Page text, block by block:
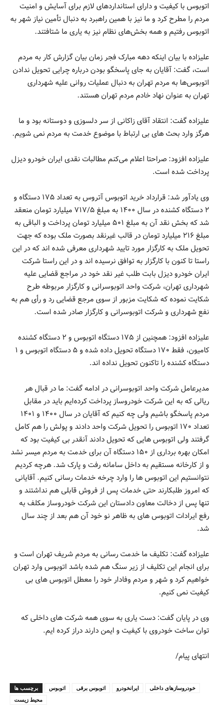
اتوبوس با کیفیت و دارای استانداردهای لازم برای آسایش و امنیت
مردم را مطرح کرد و ما نیز با همین راهبرد به دنبال تأمین نیاز شهر به
اتوبوس رفتیم و همه بخش‌های نظام نیز به یاری ما شتافتند.
علیزاده با بیان اینکه دهه مبارک فجر زمان بیان گزارش کار به مردم
است، گفت: آقایان به جای پاسخگو بودن درباره چرایی تحویل ندادن
اتوبوس‌ها به مردم تهران به دنبال عملیات روانی علیه شهرداری
تهران به عنوان نهاد خادم مردم تهران هستند.
علیزاده گفت: انتقاد آقای زاکانی از سر دلسوزی و دوستانه بود و ما
هرگز وارد بحث های بی ارتباط با موضوع خدمت به مردم نمی شویم.
علیزاده افزود: صراحتا اعلام می‌کنم مطالبات نقدی ایران خودرو دیزل
پرداخت شده است.
وی یادآور شد: قرارداد خرید اتوبوس آتروس به تعداد ۱۷۵ دستگاه و
۲ دستگاه کشنده در سال ۱۴۰۰ به مبلغ ۷۱۷/۵ میلیارد تومان منعقد
شد که بخش نقد آن به مبلغ ۵۰۱ میلیارد تومان پرداخت و الباقی به
مبلغ ۲۱۶ میلیارد تومان در قالب غیرنقد بصورت ملک بوده که جهت
تحویل ملک به کارگزار مورد تایید شهرداری معرفی شده اند که در این
راستا تا کنون با کارگزار به توافق نرسیده اند و در این راستا شرکت
ایران خودرو دیزل بابت طلب غیر نقد خود در مراجع قضایی علیه
شهرداری تهران، شرکت واحد اتوبوسرانی و کارگزار مربوطه طرح
شکایت نموده که شکایت مزبور از سوی مرجع قضایی رد و رأی هم به
نفع شهرداری و شرکت اتوبوسرانی و کارگزار صادر شده است.
علیزاده افزود: همچنین از ۱۷۵ دستگاه اتوبوس و ۲ دستگاه کشنده
کامیون، فقط ۱۷۰ دستگاه تحویل داده شده و ۵ دستگاه اتوبوس و ۱
دستگاه کشنده را تاکنون تحویل نداده اند.
مدیرعامل شرکت واحد اتوبوسرانی در ادامه گفت: ما در قبال هر
ریالی که به این شرکت خودروساز پرداخت کرده‌ایم باید در مقابل
مردم پاسخگو باشیم ولی چه کنیم که آقایان در سال ١۴٠٠ و ١۴٠١
تعداد ١٧٠ اتوبوس را تحویل شرکت واحد دادند و پولش را هم کامل
گرفتند ولی اتوبوس هایی که تحویل دادند آنقدر بی کیفیت بود که
امکان بهره برداری از ١۵٠ دستگاه آن برای خدمت به مردم میسر نشد
و از کارخانه مستقیم به داخل سامانه رفت و پارک شد. هرچه کردیم
نتوانستیم این اتوبوس ها را وارد چرخه خدمات رسانی کنیم. آقایانی
که امروز طلبکارند حتی خدمات پس از فروش قابلی هم نداشتند و
تنها پس از دخالت معاون دادستان این شرکت خودروساز مکلف به
رفع ایرادات اتوبوس های به ظاهر نو خود آن هم بعد از چند سال
شد.
علیزاده گفت: تکلیف ما خدمت رسانی به مردم شریف تهران است و
برای انجام این تکلیف از زیر سنگ هم شده باشد اتوبوس وارد تهران
خواهیم کرد و شهر و مردم وفادار خود را معطل اتوبوس های بی
کیفیت نمی کنیم.
وی در پایان گفت: دست یاری به سوی همه شرکت های داخلی که
توان ساخت خودروی با کیفیت و ایمن دارند دراز کرده ایم.
انتهای پیام/
برچسب ها اتوبوس اتوبوس برقی ایرانخودرو
خودروسازهای داخلی
محیط زیست